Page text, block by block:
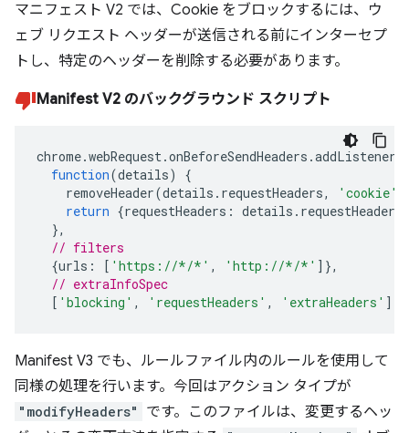
マニフェスト V2 では、Cookie をブロックするには、ウ
ェブ リクエスト ヘッダーが送信される前にインターセプ
トし、特定のヘッダーを削除する必要があります。
Manifest V2 のバックグラウンド スクリプト
chrome.webRequest.onBeforeSendHeaders .addListener
function(details)
{
removeHeader(details . requestHeaders, 'cookie'
return {requestHeaders : details . requestHeaders
},
// filters
{urls : [ 'https://*/*' , 'http://*/*' ]},
// extraInfoSpec
[ 'blocking' , 'requestHeaders' , 'extraHeaders' ]);
Manifest V3 でも、ルールファイル内のルールを使用して
同様の処理を行います。今回はアクション タイプが
"modifyHeaders"
です。このファイルは、変更するヘッ